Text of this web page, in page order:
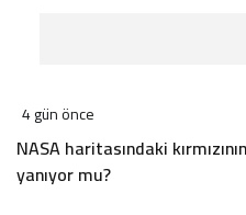
4 gün önce
NASA haritasındaki
yanıyor mu?